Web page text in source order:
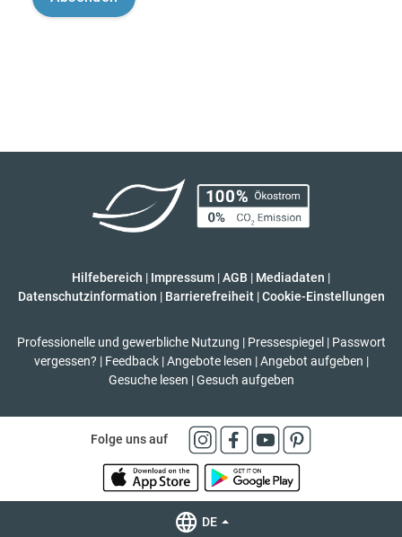
Hilfebereich | Impressum |AGB | Mediadaten |
Datenschutzinformation | Barrierefreiheit | Cookie-Einstellungen
Professionelle und gewerbliche Nutzung | Pressespiegel | Passwort
vergessen? | Feedback | Angebote lesen | Angebot aufgeben |
Gesuche lesen | Gesuch aufgeben
Folge uns auf
DE